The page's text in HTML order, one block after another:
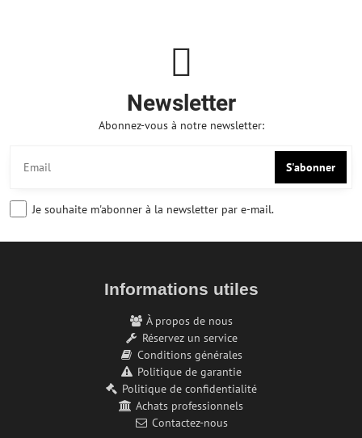
Newsletter
Abonnez-vous à notre newsletter:
S'abonner
Je souhaite m'abonner à la newsletter par e-mail.
Informations utiles
À propos de nous
Réservez un service
Conditions générales
Politique de garantie
Politique de confidentialité
Achats professionnels
Contactez-nous